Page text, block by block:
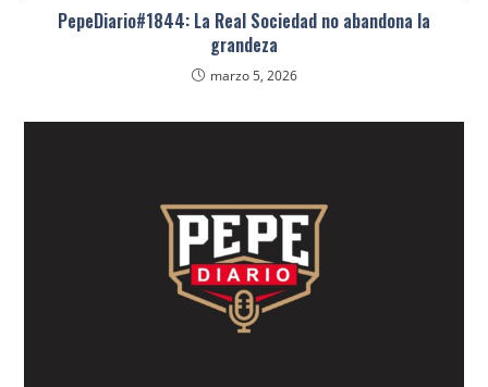
PepeDiario#1844: La Real Sociedad no abandona la
grandeza
marzo 5, 2026